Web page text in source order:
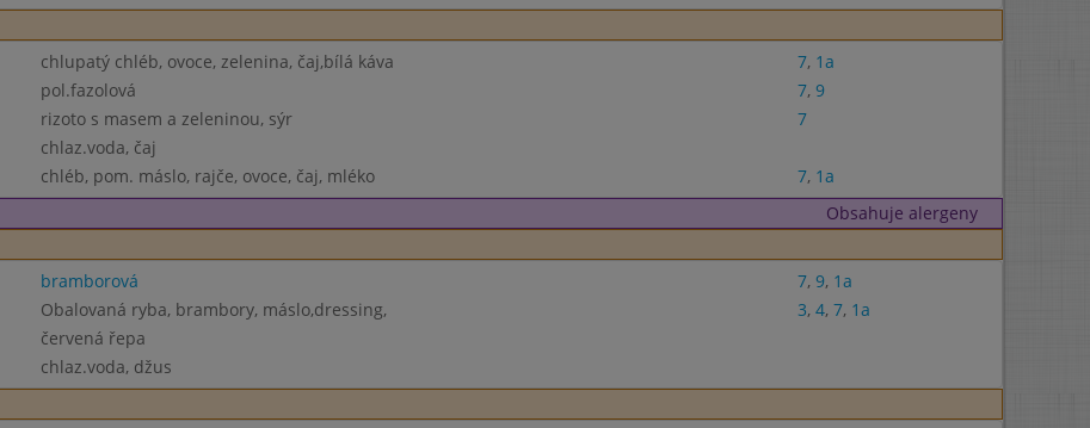
chlupatý chléb, ovoce, zelenina, čaj,bílá káva 7, 1a
pol.fazolová 7, 9
rizoto s masem a zeleninou, sýr
7
chlaz.voda, čaj
chléb, pom. máslo, rajče, ovoce, čaj, mléko 7, 1a
Obsahuje alergeny
bramborová 7, 9, 1a
Obalovaná ryba, brambory, máslo,dressing, 3, 4, 7, 1a
červená řepa
chlaz.voda, džus